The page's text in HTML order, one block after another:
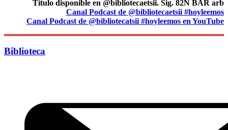
Título disponible en @bibliotecaetsii. Sig. 82N BAR arb
Canal Podcast de @bibliotecaetsii #hoyleemos
Canal Podcast de @bibliotecatsii #hoyleemos en YouTube
Biblioteca